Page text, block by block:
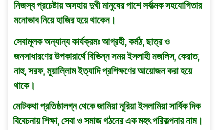
নিজস্ব প্রচেষ্টায় অসহায় দুখী মানুষের পাশে সর্বাত্মক সহযােগিতার
মনােভাব নিয়ে হাজির হয়ে থাকেন।
সেবামূলক অন্যান্য কার্যক্রমঃ আগ্রহী, কর্মঠ, ছাত্র ও
জনসাধারণের উপকারার্থে বিভিন্ন সময় ইসলাহী মজলিস, কেরাত,
নাহু, সরফ, মুয়াল্লিাম ইত্যাদি প্রশিক্ষণের আয়ােজন করা হয়ে
থাকে।
মােটকথা প্রতিষ্ঠালগ্ন থেকে জামিয়া নূরিয়া ইসলামিয়া সার্বিক দিক
বিবেচনায় শিক্ষা, সেবা ও সমাজ গঠনের এক মহৎ পরিকল্পনার নাম।